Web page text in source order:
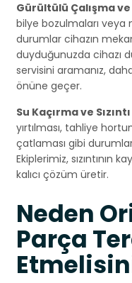
Gürültülü Çalışma ve
bilye bozulmaları
durumlar cihazın
duyduğunuzda cihazı
servisini aramanız,
önüne geçer.
Su Kaçırma ve
yırtılması, tahliye
çatlaması gibi
Ekiplerimiz, sızıntının
kalıcı çözüm üretir.
Neden
Parça